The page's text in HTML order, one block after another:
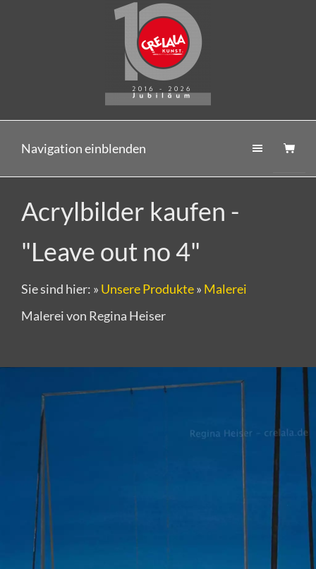
Navigation einblenden
Acrylbilder kaufen -
"Leave out no 4"
Sie sind hier: » Unsere Produkte» Malerei
Malerei von Regina Heiser